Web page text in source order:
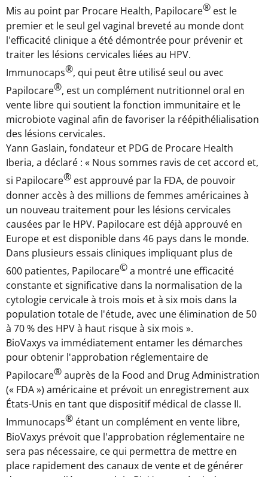
Mis au point par Procare Health, Papilocare® est le
premier et le seul gel vaginal breveté au monde dont
l'efficacité clinique a été démontrée pour prévenir et
traiter les lésions cervicales liées au HPV.
Immunocaps®, qui peut être utilisé seul ou avec
Papilocare®, est un complément nutritionnel oral en
vente libre qui soutient la fonction immunitaire et le
microbiote vaginal afin de favoriser la réépithélialisation
des lésions cervicales.
Yann Gaslain, fondateur et PDG de Procare Health
Iberia, a déclaré : « Nous sommes ravis de cet accord et,
si Papilocare® est approuvé par la FDA, de pouvoir
donner accès à des millions de femmes américaines à
un nouveau traitement pour les lésions cervicales
causées par le HPV. Papilocare est déjà approuvé en
Europe et est disponible dans 46 pays dans le monde.
Dans plusieurs essais cliniques impliquant plus de
600 patientes, Papilocare©a montré une efficacité
constante et significative dans la normalisation de la
cytologie cervicale à trois mois et à six mois dans la
population totale de l'étude, avec une élimination de 50
à 70 % des HPV à haut risque à six mois ».
BioVaxys va immédiatement entamer les démarches
pour obtenir l'approbation réglementaire de
Papilocare®auprès de la Food and Drug Administration
(« FDA ») américaine et prévoit un enregistrement aux
États-Unis en tant que dispositif médical de classe II.
Immunocaps® étant un complément en vente libre,
BioVaxys prévoit que l'approbation réglementaire ne
sera pas nécessaire, ce qui permettra de mettre en
place rapidement des canaux de vente et de générer